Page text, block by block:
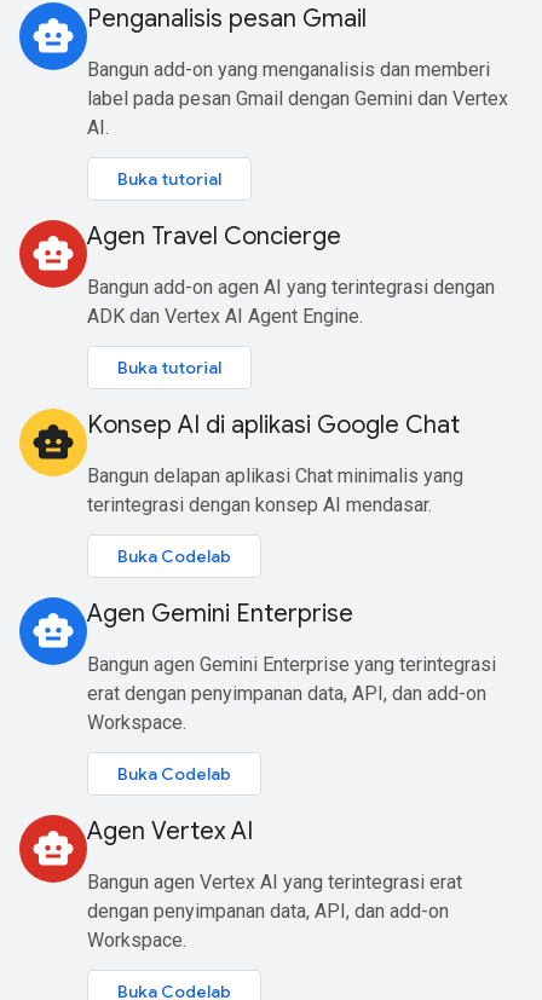
smart_toy Penganalisis pesan Gmail
Bangun add-on yang menganalisis dan memberi
label pada pesan Gmail dengan Gemini dan Vertex
AI.
Buka tutorial
smart_toy Agen Travel Concierge
Bangun add-on agen AI yang terintegrasi dengan
ADK dan Vertex AI Agent Engine.
Buka tutorial
smart_toy Konsep AI di aplikasi Google Chat
Bangun delapan aplikasi Chat minimalis yang
terintegrasi dengan konsep AI mendasar.
Buka Codelab
smart_toy Agen Gemini Enterprise
Bangun agen Gemini Enterprise yang terintegrasi
erat dengan penyimpanan data, API, dan add-on
Workspace.
Buka Codelab
smart_toy Agen Vertex AI
Bangun agen Vertex AI yang terintegrasi erat
dengan penyimpanan data, API, dan add-on
Workspace.
Buka Codelab